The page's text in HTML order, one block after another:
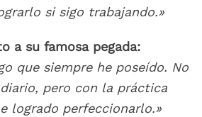
si sigo trabajando.»
a su famosa pegada:
que siempre he poseído. No
pero con la práctica
logrado perfeccionarlo.»